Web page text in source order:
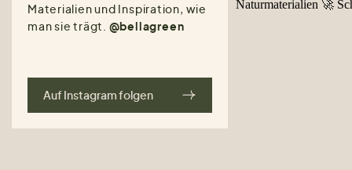
Materialien und Inspiration, wie
man sie trägt. @bellagreen
Auf Instagram folgen